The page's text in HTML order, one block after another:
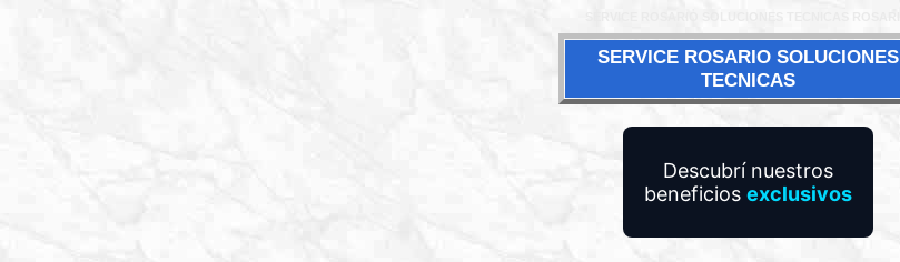
SERVICE ROSARIO SOLUCIONES
TECNICAS
Descubrí nuestros
beneficios exclusivos